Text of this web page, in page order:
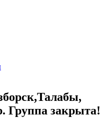
Группа закрыта!